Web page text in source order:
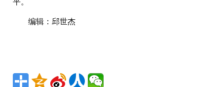
编辑：邱世杰